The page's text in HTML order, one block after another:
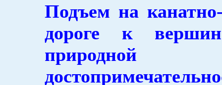
Подъем на
дороге к
природной